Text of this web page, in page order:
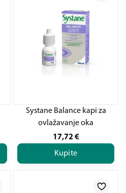
Systane Balance kapi za
ovlažavanje oka
17,72 €
Kupite